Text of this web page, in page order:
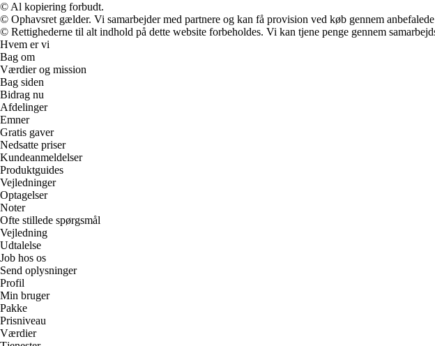
© Al kopiering forbudt.
© Ophavsret gælder. Vi samarbejder med partnere og kan få provision ved køb gennem
© Rettighederne til alt indhold på dette website forbeholdes. Vi kan tjene penge gennem
Hvem er vi
Bag om
Værdier og mission
Bag siden
Bidrag nu
Afdelinger
Emner
Gratis gaver
Nedsatte priser
Kundeanmeldelser
Produktguides
Vejledninger
Optagelser
Noter
Ofte stillede spørgsmål
Vejledning
Udtalelse
Job hos os
Send oplysninger
Profil
Min bruger
Pakke
Prisniveau
Værdier